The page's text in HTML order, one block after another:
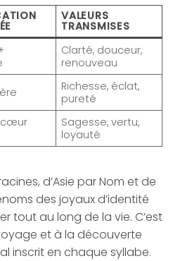
VALEURS
TRANSMISES
Clarté, douceur,
renouveau
Richesse, éclat,
pureté
cœur
Sagesse, vertu,
loyauté
d’Asie par Nom et de
des joyaux d’identité
tout au long de la vie. C’est
et à la découverte
inscrit en chaque syllabe.